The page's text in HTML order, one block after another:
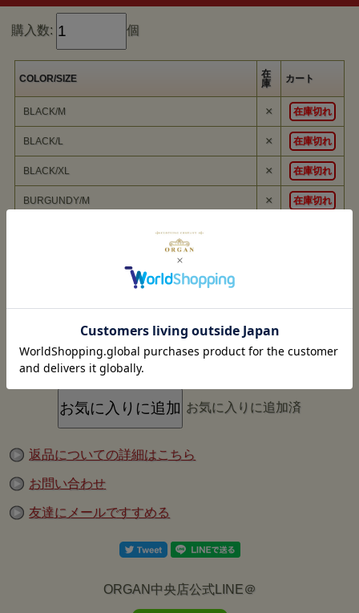
PHERROW'S『Deth From Above SOUVENIR JACKET』のご紹介
ベトナム戦争時に用いられていたDFA(Deth From Above)刺繍を施し
上品な光沢を放つ生地感や随所に施された刺繍など、本格的な仕様で
ありながら高いコストパフォーマンスを誇ります。
同刺繍デザインのキルティングバッグ もご用意しています。
購入数: 個
COLOR/SIZE
在
庫
カート
BLACK/M × 在庫切れ
BLACK/L × 在庫切れ
BLACK/XL × 在庫切れ
BURGUNDY/M × 在庫切れ
SAX/XL × 在庫切れ
お気に入りに追加済
返品についての詳細はこちら
お問い合わせ
友達にメールですすめる
ORGAN中央店公式LINE＠